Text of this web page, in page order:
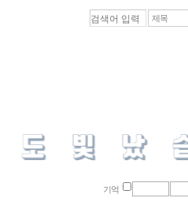
기억